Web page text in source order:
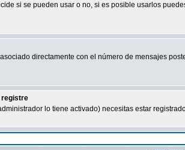
si se pueden usar o no, si es posible usarlos
directamente con el número de mensajes
registre
lo tiene activado) necesitas estar